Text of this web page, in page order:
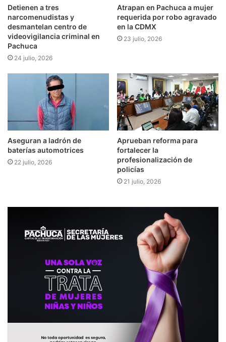
Detienen a tres
narcomenudistas y
desmantelan centro de
videovigilancia criminal en
Pachuca
24 julio, 2026
Atrapan en Pachuca a mujer
requerida por robo agravado
en la CDMX
23 julio, 2026
Aseguran a ladrón de
baterías automotrices
22 julio, 2026
Aprueban reforma para
fortalecer la
profesionalización de
policías
21 julio, 2026